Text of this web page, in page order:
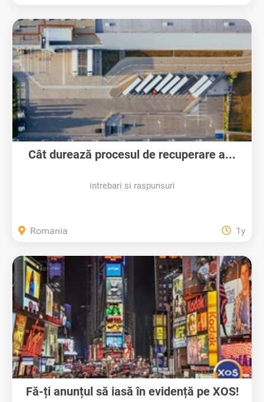
Cât durează procesul de recuperare a...
intrebari si raspunsuri
Romania 1y
Fă-ți anunțul să iasă în evidență pe XOS!